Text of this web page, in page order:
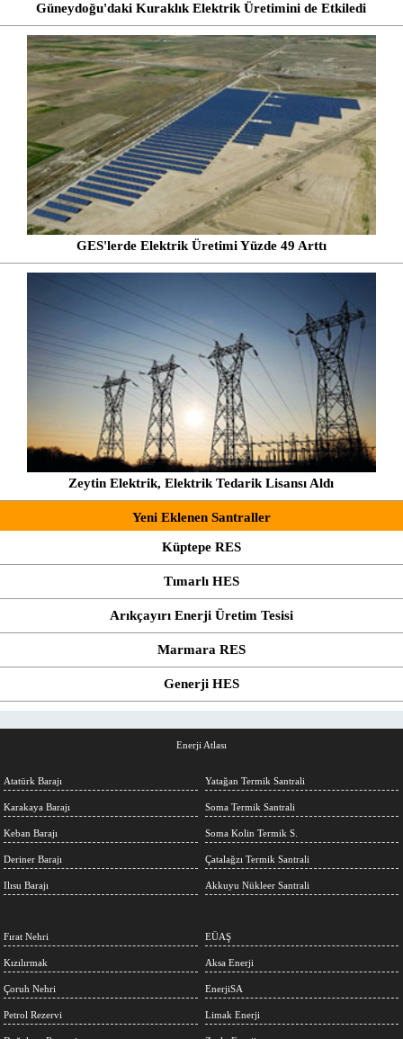
Güneydoğu'daki Kuraklık Elektrik Üretimini de Etkiledi
GES'lerde Elektrik Üretimi Yüzde 49 Arttı
Zeytin Elektrik, Elektrik Tedarik Lisansı Aldı
Yeni Eklenen Santraller
Küptepe RES
Tımarlı HES
Arıkçayırı Enerji Üretim Tesisi
Marmara RES
Generji HES
Enerji Atlası
Atatürk Barajı
Karakaya Barajı
Keban Barajı
Deriner Barajı
Ilısu Barajı
Yatağan Termik Santrali
Soma Termik Santrali
Soma Kolin Termik S.
Çatalağzı Termik Santrali
Akkuyu Nükleer Santrali
Fırat Nehri
Kızılırmak
Çoruh Nehri
Petrol Rezervi
EÜAŞ
Aksa Enerji
EnerjiSA
Limak Enerji